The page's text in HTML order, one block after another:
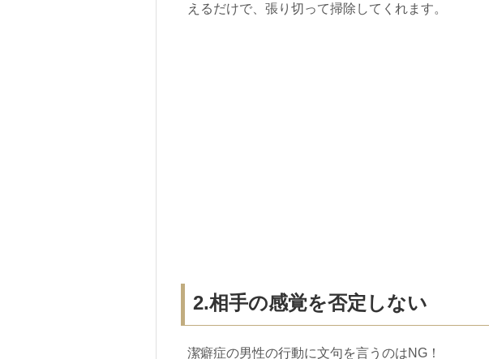
えるだけで、張り切って掃除してくれます。
2.相手の感覚を否定しない
潔癖症の男性の行動に文句を言うのはNG！